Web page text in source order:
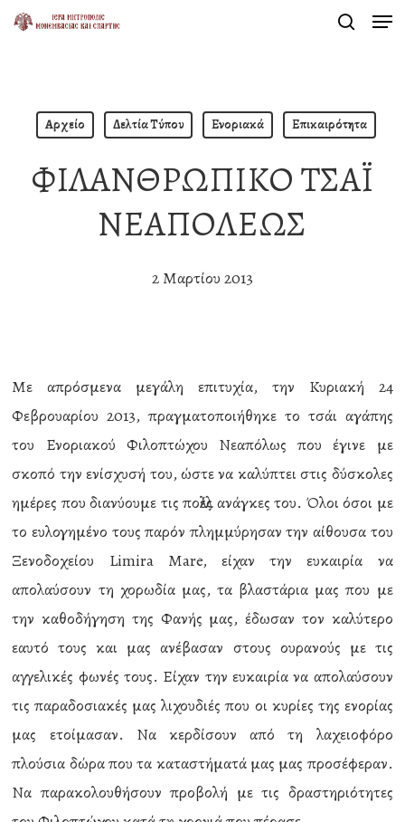
Skip
Αρχείο Δελτία Τύπου Ενοριακά Επικαιρότητα
ΦΙΛΑΝΘΡΩΠΙΚΟ ΤΣΑΪ
ΝΕΑΠΟΛΕΩΣ
2 Μαρτίου 2013
Με απρόσμενα μεγάλη επιτυχία, την Κυριακή 24
Φεβρουαρίου 2013, πραγματοποιήθηκε το τσάι αγάπης
του Ενοριακού Φιλοπτώχου Νεαπόλως που έγινε με
σκοπό την ενίσχυσή του, ώστε να καλύπτει στις δύσκολες
ημέρες που διανύουμε τις πολλές ανάγκες του. Όλοι όσοι με
το ευλογημένο τους παρόν πλημμύρησαν την αίθουσα του
Ξενοδοχείου Limira Mare, είχαν την ευκαιρία να
απολαύσουν τη χορωδία μας, τα βλαστάρια μας που με
την καθοδήγηση της Φανής μας, έδωσαν τον καλύτερο
εαυτό τους και μας ανέβασαν στους ουρανούς με τις
αγγελικές φωνές τους. Είχαν την ευκαιρία να απολαύσουν
τις παραδοσιακές μας λιχουδιές που οι κυρίες της ενορίας
μας ετοίμασαν. Να κερδίσουν από τη λαχειοφόρο
πλούσια δώρα που τα καταστήματά μας μας προσέφεραν.
Να παρακολουθήσουν προβολή με τις δραστηριότητες